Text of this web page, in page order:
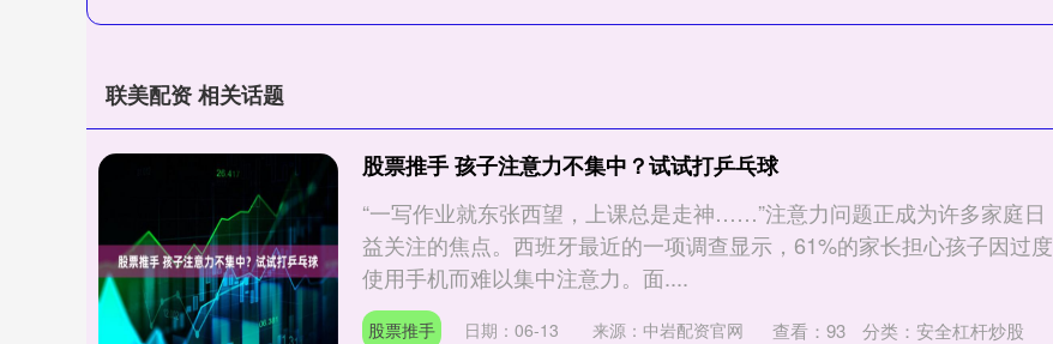
联美配资 相关话题
股票推手 孩子注意力不集中？试试打乒乓球
“一写作业就东张西望，上课总是走神……”注意力问题正成为许多家庭日
益关注的焦点。西班牙最近的一项调查显示，61%的家长担心孩子因过度
使用手机而难以集中注意力。面....
股票推手 日期：06-13 来源：中岩配资官网 查看： 93 分类： 安全杠杆炒股